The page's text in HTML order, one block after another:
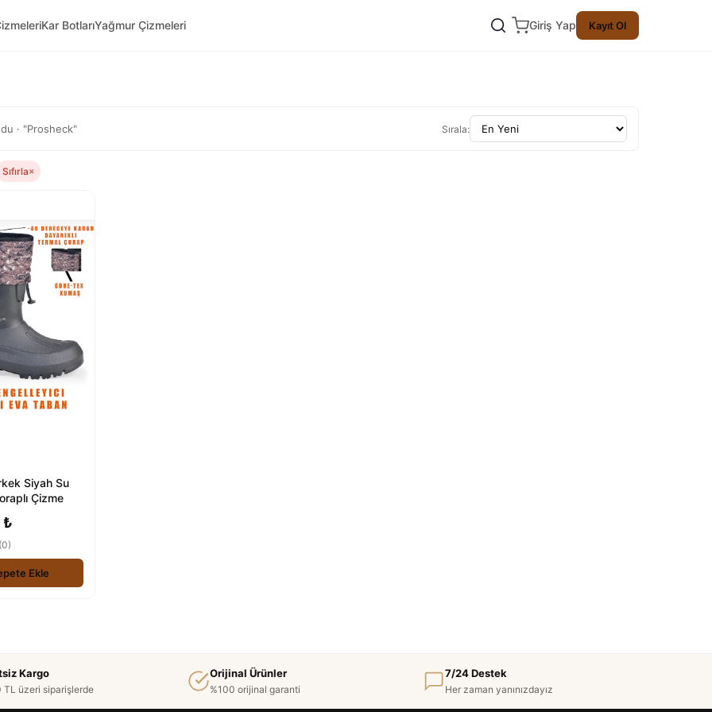
Kar BotlarıYağmur Çizmeleri Giriş Yap Kayıt Ol
· "Prosheck" Sırala:
Sıfırla×
Siyah Su
Çizme
₺
(0)
Ekle
Kargo
TL üzeri siparişlerde
Orijinal Ürünler
%100 orijinal garanti
7/24 Destek
Her zaman yanınızdayız